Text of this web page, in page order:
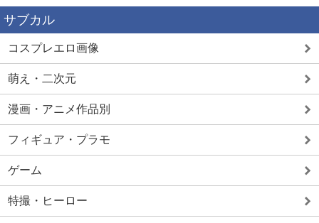
サブカル
コスプレエロ画像
萌え・二次元
漫画・アニメ作品別
フィギュア・プラモ
ゲーム
特撮・ヒーロー